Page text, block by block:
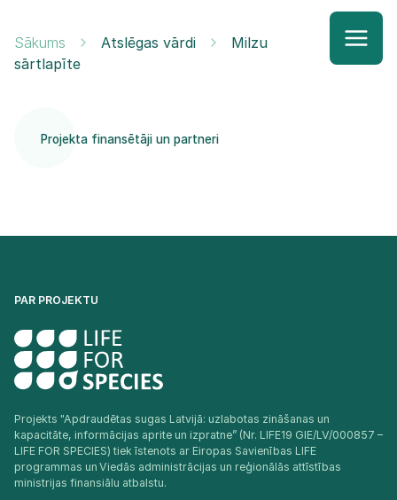
Sākums Atslēgas vārdi
Milzu
sārtlapīte
Projekta finansētāji un partneri
PAR PROJEKTU
Projekts "Apdraudētas sugas Latvijā: uzlabotas zināšanas un
kapacitāte, informācijas aprite un izpratne” (Nr. LIFE19 GIE/LV/000857 –
LIFE FOR SPECIES) tiek īstenots ar Eiropas Savienības LIFE
programmas un Viedās administrācijas un reģionālās attīstības
ministrijas finansiālu atbalstu.​